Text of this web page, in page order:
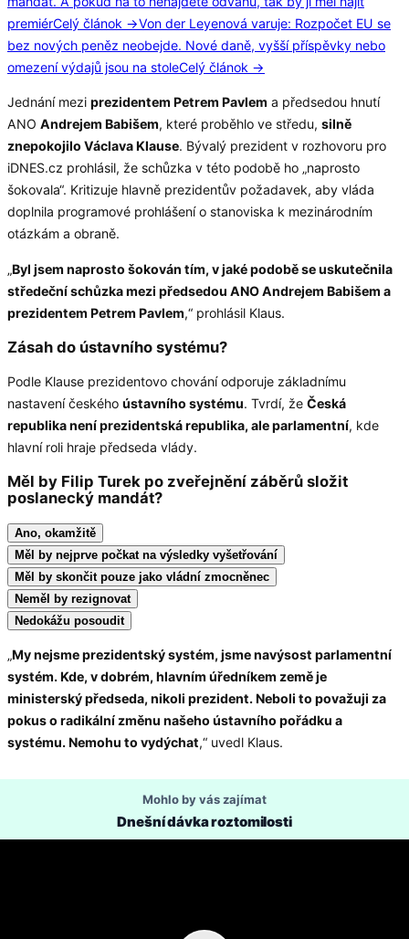
premiérCelý článok →Von der Leyenová varuje: Rozpočet EU se
bez nových peněz neobejde. Nové daně, vyšší příspěvky nebo
omezení výdajů jsou na stoleCelý článok →
Jednání mezi prezidentem Petrem Pavlem a předsedou hnutí
ANO Andrejem Babišem, které proběhlo ve středu, silně
znepokojilo Václava Klause. Bývalý prezident v rozhovoru pro
iDNES.cz prohlásil, že schůzka v této podobě ho „naprosto
šokovala“. Kritizuje hlavně prezidentův požadavek, aby vláda
doplnila programové prohlášení o stanoviska k mezinárodním
otázkám a obraně.
„Byl jsem naprosto šokován tím, v jaké podobě se uskutečnila
středeční schůzka mezi předsedou ANO Andrejem Babišem a
prezidentem Petrem Pavlem,“ prohlásil Klaus.
Zásah do ústavního systému?
Podle Klause prezidentovo chování odporuje základnímu
nastavení českého ústavního systému. Tvrdí, že Česká
republika není prezidentská republika, ale parlamentní, kde
hlavní roli hraje předseda vlády.
Měl by Filip Turek po zveřejnění záběrů složit
poslanecký mandát?
Ano, okamžitě
Měl by nejprve počkat na výsledky vyšetřování
Měl by skončit pouze jako vládní zmocněnec
Neměl by rezignovat
Nedokážu posoudit
„My nejsme prezidentský systém, jsme navýsost parlamentní
systém. Kde, v dobrém, hlavním úředníkem země je
ministerský předseda, nikoli prezident. Neboli to považuji za
pokus o radikální změnu našeho ústavního pořádku a
systému. Nemohu to vydýchat,“ uvedl Klaus.
Mohlo by vás zajímat
Dnešní dávka roztomilosti